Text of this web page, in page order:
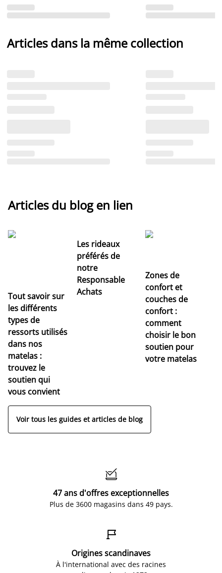
Articles dans la même collection
Articles du blog en lien
Tout savoir sur
les différents
types de
ressorts utilisés
dans nos
matelas :
trouvez le
soutien qui
vous convient
Les rideaux
préférés de
notre
Responsable
Achats
Zones de
confort et
couches de
confort :
comment
choisir le bon
soutien pour
votre matelas
Voir tous les guides et articles de blog

47 ans d'offres exceptionnelles
Plus de 3600 magasins dans 49 pays.

Origines scandinaves
À l'international avec des racines